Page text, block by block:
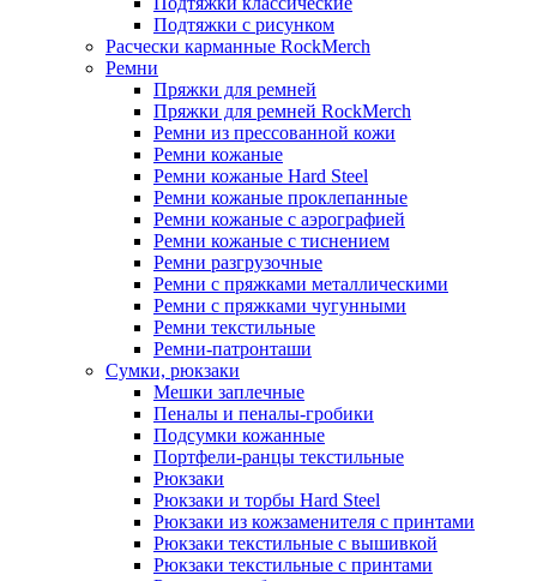
Подтяжки с рисунком
Расчески карманные RockMerch
Ремни
Пряжки для ремней
Пряжки для ремней RockMerch
Ремни из прессованной кожи
Ремни кожаные
Ремни кожаные Hard Steel
Ремни кожаные проклепанные
Ремни кожаные с аэрографией
Ремни кожаные с тиснением
Ремни разгрузочные
Ремни с пряжками металлическими
Ремни с пряжками чугунными
Ремни текстильные
Ремни-патронташи
Сумки, рюкзаки
Мешки заплечные
Пеналы и пеналы-гробики
Подсумки кожанные
Портфели-ранцы текстильные
Рюкзаки
Рюкзаки и торбы Hard Steel
Рюкзаки из кожзаменителя с принтами
Рюкзаки текстильные с вышивкой
Рюкзаки текстильные с принтами